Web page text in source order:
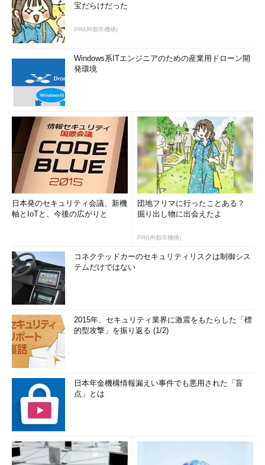
宝だらけだった
PR(UR都市機構)
Windows系ITエンジニアのための産業用ドローン開
発環境
日本発のセキュリティ会議、新機
軸とIoTと、今後の広がりと
団地フリマに行ったことある？
掘り出し物に出会えたよ
PR(UR都市機構)
コネクテッドカーのセキュリティリスクは制御シス
テムだけではない
2015年、セキュリティ業界に激震をもたらした「標
的型攻撃」を振り返る (1/2)
日本年金機構情報漏えい事件でも悪用された「盲
点」とは